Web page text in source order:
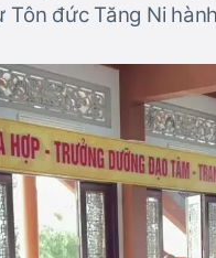
Tôn đức Tăng Ni